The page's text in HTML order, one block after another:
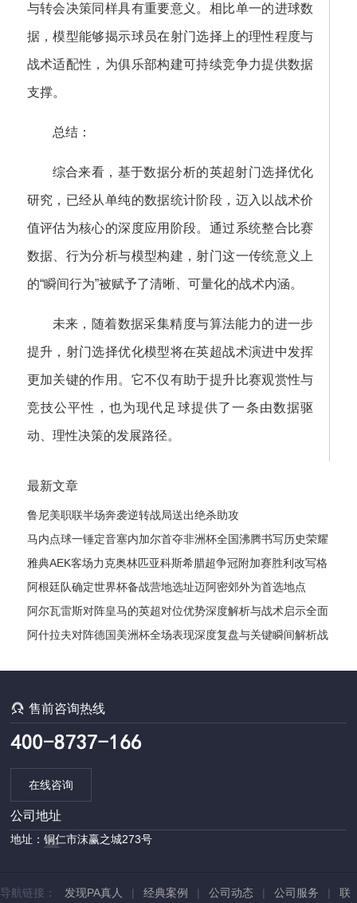
与转会决策同样具有重要意义。相比单一的进球数
据，模型能够揭示球员在射门选择上的理性程度与
战术适配性，为俱乐部构建可持续竞争力提供数据
支撑。
总结：
综合来看，基于数据分析的英超射门选择优化
研究，已经从单纯的数据统计阶段，迈入以战术价
值评估为核心的深度应用阶段。通过系统整合比赛
数据、行为分析与模型构建，射门这一传统意义上
的“瞬间行为”被赋予了清晰、可量化的战术内涵。
未来，随着数据采集精度与算法能力的进一步
提升，射门选择优化模型将在英超战术演进中发挥
更加关键的作用。它不仅有助于提升比赛观赏性与
竞技公平性，也为现代足球提供了一条由数据驱
动、理性决策的发展路径。
最新文章
鲁尼美职联半场奔袭逆转战局送出绝杀助攻
马内点球一锤定音塞内加尔首夺非洲杯全国沸腾书写历史荣耀
时刻诞
雅典AEK客场力克奥林匹亚科斯希腊超争冠附加赛胜利改写格
局
阿根廷队确定世界杯备战营地选址迈阿密郊外为首选地点
阿尔瓦雷斯对阵皇马的英超对位优势深度解析与战术启示全面
前瞻
阿什拉夫对阵德国美洲杯全场表现深度复盘与关键瞬间解析战
售前咨询热线
在线咨询
公司地址
地址：铜仁市沫赢之城273号
导航链接： 发现PA真人 | 经典案例 | 公司动态 | 公司服务 | 联